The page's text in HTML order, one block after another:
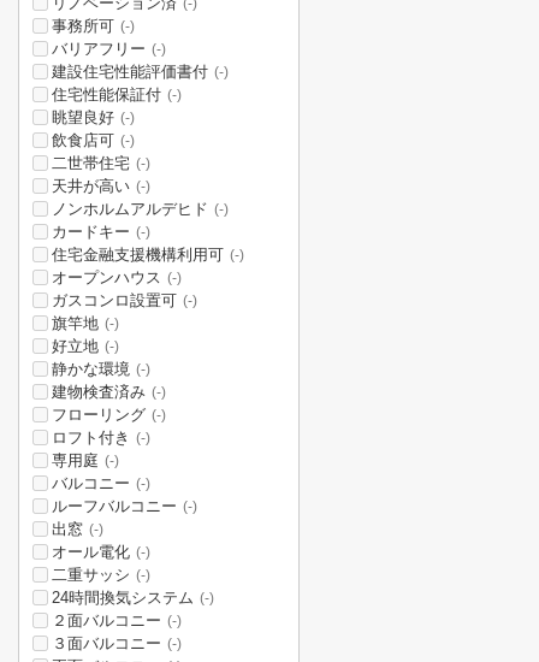
(-)
事務所可 (-)
バリアフリー (-)
建設住宅性能評価書付 (-)
住宅性能保証付 (-)
眺望良好 (-)
飲食店可 (-)
二世帯住宅 (-)
天井が高い (-)
ノンホルムアルデヒド (-)
カードキー (-)
住宅金融支援機構利用可 (-)
オープンハウス (-)
ガスコンロ設置可 (-)
旗竿地 (-)
好立地 (-)
静かな環境 (-)
建物検査済み (-)
フローリング (-)
ロフト付き (-)
専用庭 (-)
バルコニー (-)
ルーフバルコニー (-)
出窓 (-)
オール電化 (-)
二重サッシ (-)
24時間換気システム (-)
２面バルコニー (-)
３面バルコニー (-)